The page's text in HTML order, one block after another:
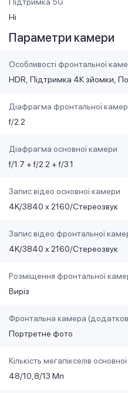
Ні
Параметри камери
Особливості фронтальної
HDR Підтримка 4К зйомки
Діафрагма фронтальної
f/2.2
Діафрагма основної камери
f/1.7 + f/2.2 + f/3.1
Запис відео основної камери
4K/3840 x 2160/Стереозвук
Запис відео фронтальної
4K/3840 x 2160/Стереозвук
Розміщення фронтальної
Виріз
Фронтальна камера
Портретне фото
Кількість мегапікселів
48/10,8/13 Мп